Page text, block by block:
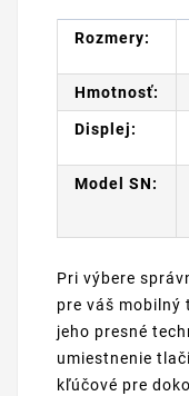
Rozmery:
Hmotnosť:
Displej:
Model SN:
Pri výbere
pre váš mobilný
jeho presné
umiestnenie
kľúčové pre